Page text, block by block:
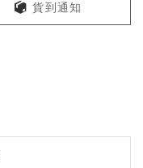
貨到通知